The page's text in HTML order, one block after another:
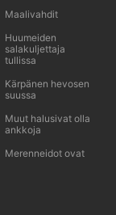
Maalivahdit
Huumeiden
salakuljettaja
tullissa
Kärpänen hevosen
suussa
Muut halusivat olla
ankkoja
Merenneidot ovat